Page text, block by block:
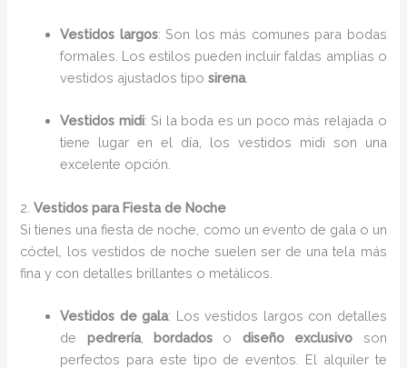
Vestidos largos: Son los más comunes para bodas
formales. Los estilos pueden incluir faldas amplias o
vestidos ajustados tiposirena.
Vestidos midi: Si la boda es un poco más relajada o
tiene lugar en el día, los vestidos midi son una
excelente opción.
2.Vestidos para Fiesta de Noche
Si tienes una fiesta de noche, como un evento de gala o un
cóctel, los vestidos de noche suelen ser de una tela más
fina y con detalles brillantes o metálicos.
Vestidos de gala: Los vestidos largos con detalles
de pedrería, bordados o diseño exclusivo son
perfectos para este tipo de eventos. El alquiler te